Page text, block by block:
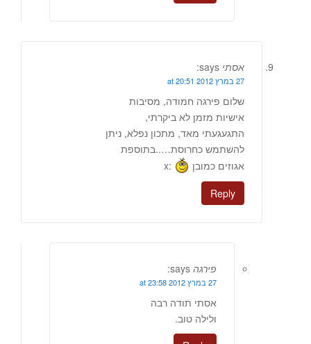
אסתי says:
27 במרץ 2012 at 20:51
שלום פירגה חמודה, מסיבות
אישיות מזמן לא ביקרתי,
התגעגעתי מאד, מתכון נפלא, ניתן
להשתמש כחרוסת…..בתוספת
אגוזים כמובן
:x
Reply
פירגה says:
27 במרץ 2012 at 23:58
אסתי תודה רבה
ולילה טוב.